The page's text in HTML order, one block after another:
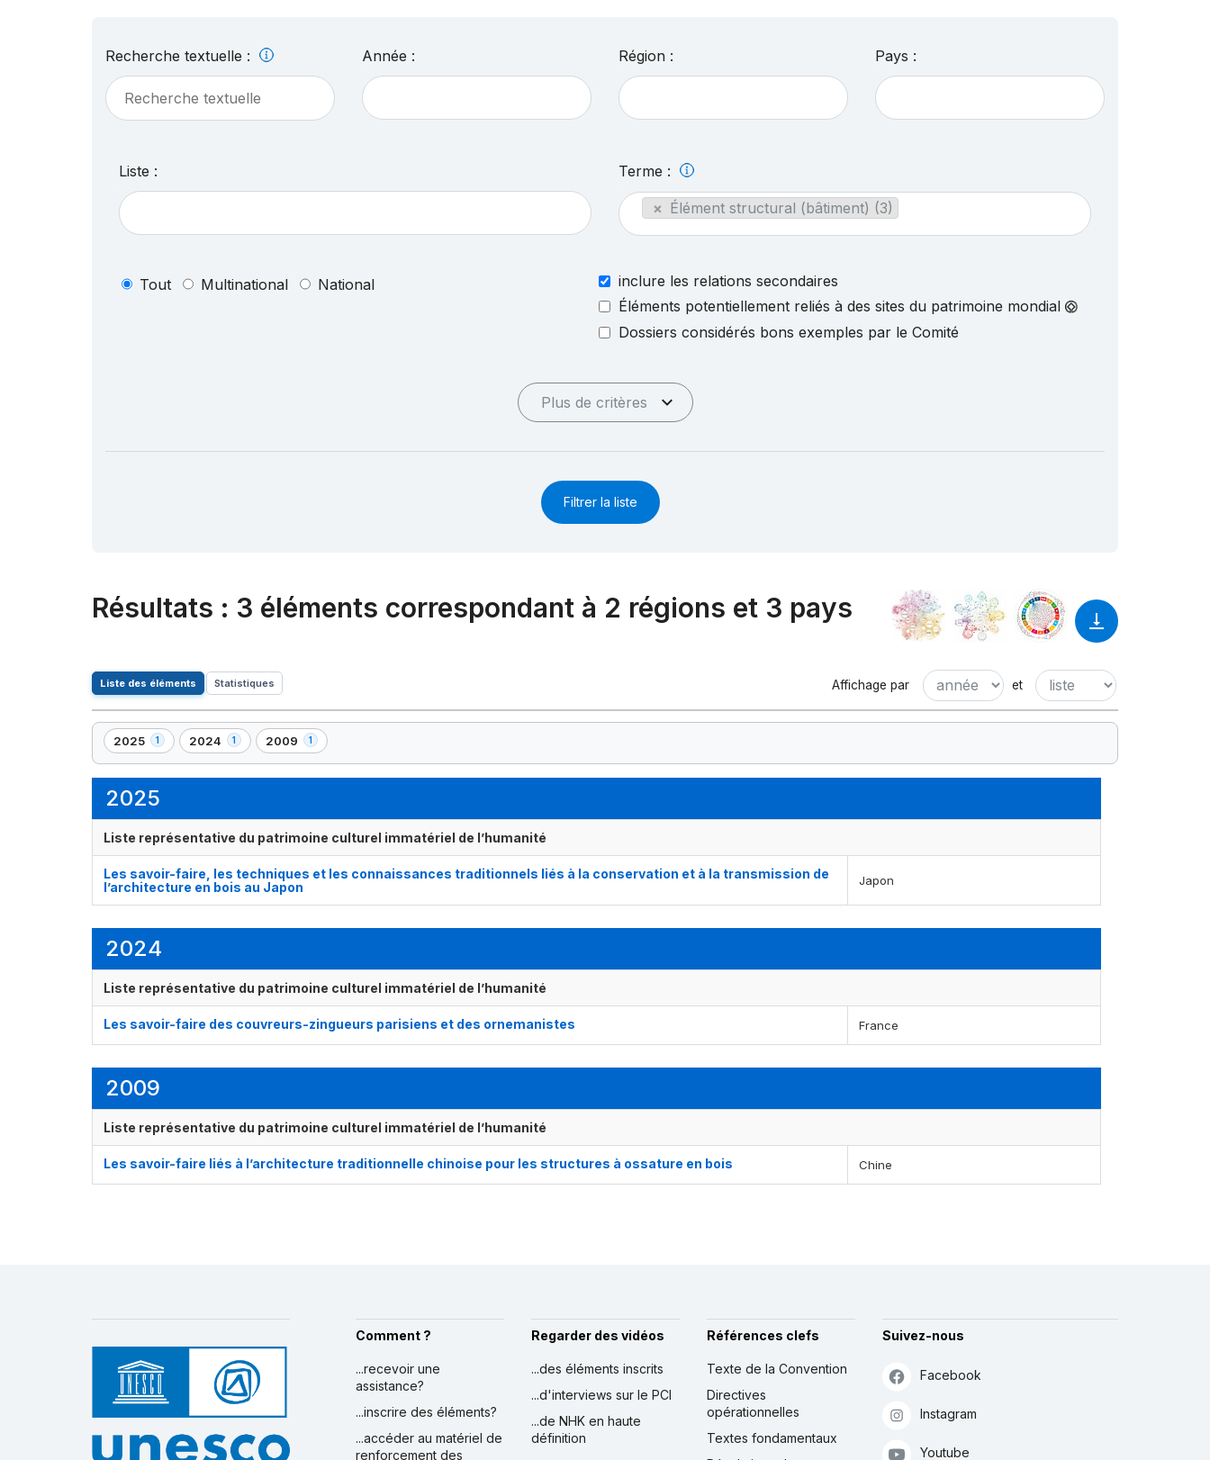
Recherche textuelle : Année : Région : Pays :
Liste : Terme :
× Élément structural (bâtiment) (3)
Tout Multinational National
inclure les relations secondaires
Éléments potentiellement reliés à des sites du patrimoine mondial
Dossiers considérés bons exemples par le Comité
Plus de critères
Filtrer la liste
Résultats : 3 éléments correspondant à 2 régions et 3 pays
Liste des éléments Statistiques Affichage par et
2025 1
,
1
2024 1
,
1
2009 1
,
1
2025
Liste représentative du patrimoine culturel immatériel de l’humanité
Les savoir-faire, les techniques et les connaissances traditionnels liés à la conservation et à la transmission de
l’architecture en bois au Japon
Japon
2024
Liste représentative du patrimoine culturel immatériel de l’humanité
Les savoir-faire des couvreurs-zingueurs parisiens et des ornemanistes France
2009
Liste représentative du patrimoine culturel immatériel de l’humanité
Les savoir-faire liés à l’architecture traditionnelle chinoise pour les structures à ossature en bois Chine
Comment ?
...recevoir une
assistance?
...inscrire des éléments?
...accéder au matériel de
renforcement des
Regarder des vidéos
...des éléments inscrits
...d'interviews sur le PCI
...de NHK en haute
définition
Références clefs
Texte de la Convention
Directives
opérationnelles
Textes fondamentaux
Suivez-nous
Facebook
Instagram
Youtube